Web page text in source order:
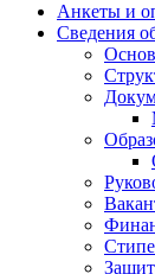
Анкеты и
Сведения